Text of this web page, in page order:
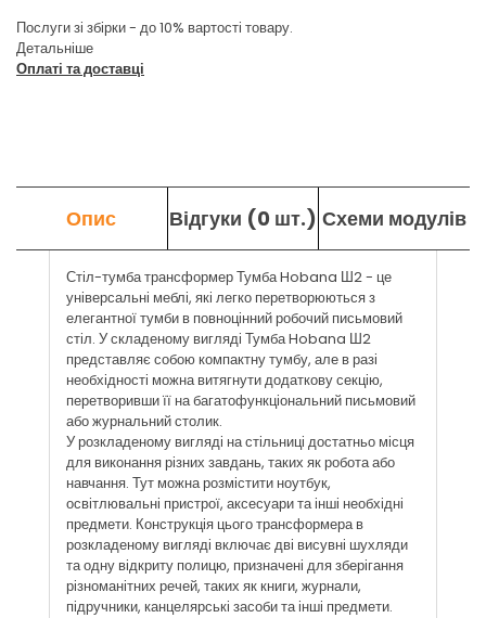
Послуги зі збірки - до 10% вартості товару.
Детальніше
Оплаті та доставці
Опис Відгуки (0 шт.) Схеми модулів
Стіл-тумба трансформер Тумба Hobana Ш2 - це
універсальні меблі, які легко перетворюються з
елегантної тумби в повноцінний робочий письмовий
стіл. У складеному вигляді Тумба Hobana Ш2
представляє собою компактну тумбу, але в разі
необхідності можна витягнути додаткову секцію,
перетворивши її на багатофункціональний письмовий
або журнальний столик.
У розкладеному вигляді на стільниці достатньо місця
для виконання різних завдань, таких як робота або
навчання. Тут можна розмістити ноутбук,
освітлювальні пристрої, аксесуари та інші необхідні
предмети. Конструкція цього трансформера в
розкладеному вигляді включає дві висувні шухляди
та одну відкриту полицю, призначені для зберігання
різноманітних речей, таких як книги, журнали,
підручники, канцелярські засоби та інші предмети.